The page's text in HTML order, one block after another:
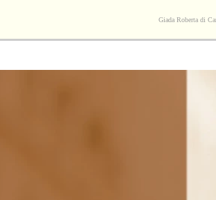
Giada Roberta di